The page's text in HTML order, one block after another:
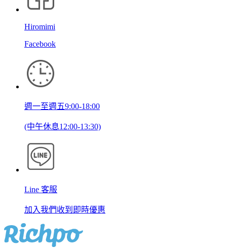
Hiromimi
Facebook
週一至週五9:00-18:00
(中午休息12:00-13:30)
Line 客服
加入我們收到即時優惠